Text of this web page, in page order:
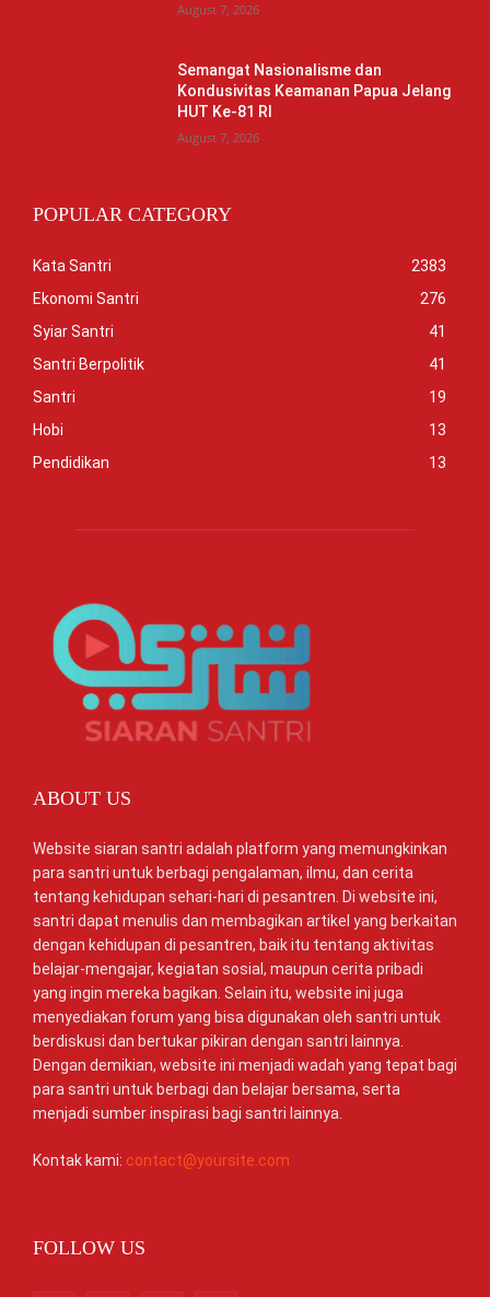
August 7, 2026
Semangat Nasionalisme dan
Kondusivitas Keamanan Papua Jelang
HUT Ke-81 RI
August 7, 2026
POPULAR CATEGORY
Kata Santri
2383
Ekonomi Santri
276
Syiar Santri
41
Santri Berpolitik
41
Santri
19
Hobi
13
Pendidikan
13
ABOUT US
Website siaran santri adalah platform yang memungkinkan
para santri untuk berbagi pengalaman, ilmu, dan cerita
tentang kehidupan sehari-hari di pesantren. Di website ini,
santri dapat menulis dan membagikan artikel yang berkaitan
dengan kehidupan di pesantren, baik itu tentang aktivitas
belajar-mengajar, kegiatan sosial, maupun cerita pribadi
yang ingin mereka bagikan. Selain itu, website ini juga
menyediakan forum yang bisa digunakan oleh santri untuk
berdiskusi dan bertukar pikiran dengan santri lainnya.
Dengan demikian, website ini menjadi wadah yang tepat bagi
para santri untuk berbagi dan belajar bersama, serta
menjadi sumber inspirasi bagi santri lainnya.
Kontak kami: contact@yoursite.com
FOLLOW US